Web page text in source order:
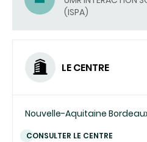
UN
COURRIEL)
(ISPA)
LE CENTRE
Nouvelle-Aquitaine
CONSULTER LE CENTRE